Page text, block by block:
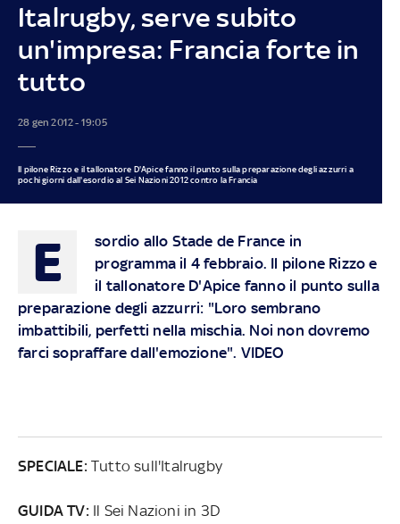
Italrugby, serve subito
un'impresa: Francia forte in
tutto
28 gen 2012 - 19:05
Il pilone Rizzo e il tallonatore D'Apice fanno il punto sulla preparazione degli azzurri a
pochi giorni dall'esordio al Sei Nazioni 2012 contro la Francia
E
sordio allo Stade de France in
programma il 4 febbraio. Il pilone Rizzo e
il tallonatore D'Apice fanno il punto sulla
preparazione degli azzurri: "Loro sembrano
imbattibili, perfetti nella mischia. Noi non dovremo
farci sopraffare dall'emozione". VIDEO
SPECIALE:Tutto sull'Italrugby
GUIDA TV: Il Sei Nazioni in 3D